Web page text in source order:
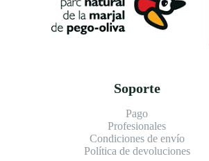
Soporte
Pago
Profesionales
Condiciones de envío
Política de devoluciones